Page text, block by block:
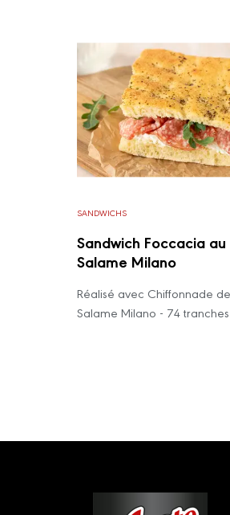
SANDWICHS
Sandwich Foccacia au
Salame Milano
Réalisé avec Chiffonnade de
Salame Milano - 74 tranches